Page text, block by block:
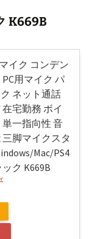
K669B
イク コンデン
用マイク パ
ネット通話
宅勤務 ボイ
単一指向性 音
脚マイクスタ
Mac/PS4
ク K669B